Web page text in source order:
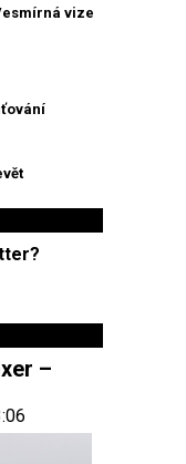
vize
–